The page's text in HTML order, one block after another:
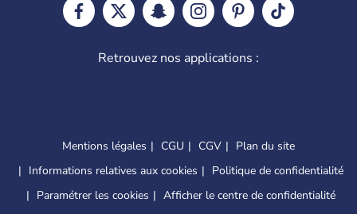
Retrouvez nos applications :
Mentions légales CGU CGV
Plan du site
Informations relatives aux cookies
Politique de confidentialité
Paramétrer les cookies
Afficher le centre de confidentialité